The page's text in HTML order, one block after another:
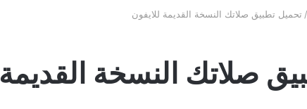
/ تحميل تطبيق صلاتك النسخة القديمة للايفون
صلاتك النسخة القديمة